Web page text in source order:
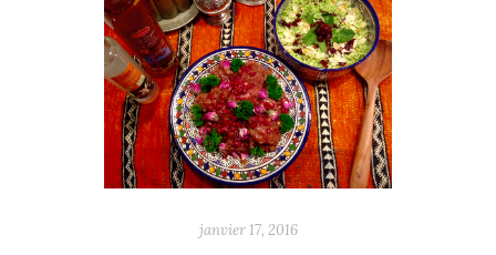
janvier 17, 2016